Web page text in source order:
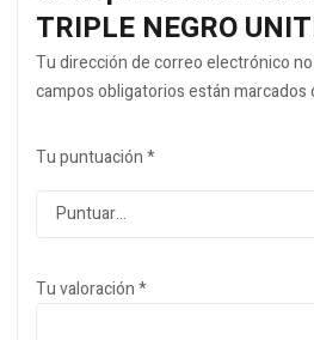
TRIPLE NEGRO
Tu dirección de correo electrónico
campos obligatorios están marcados
Tu puntuación*
Tu valoración*